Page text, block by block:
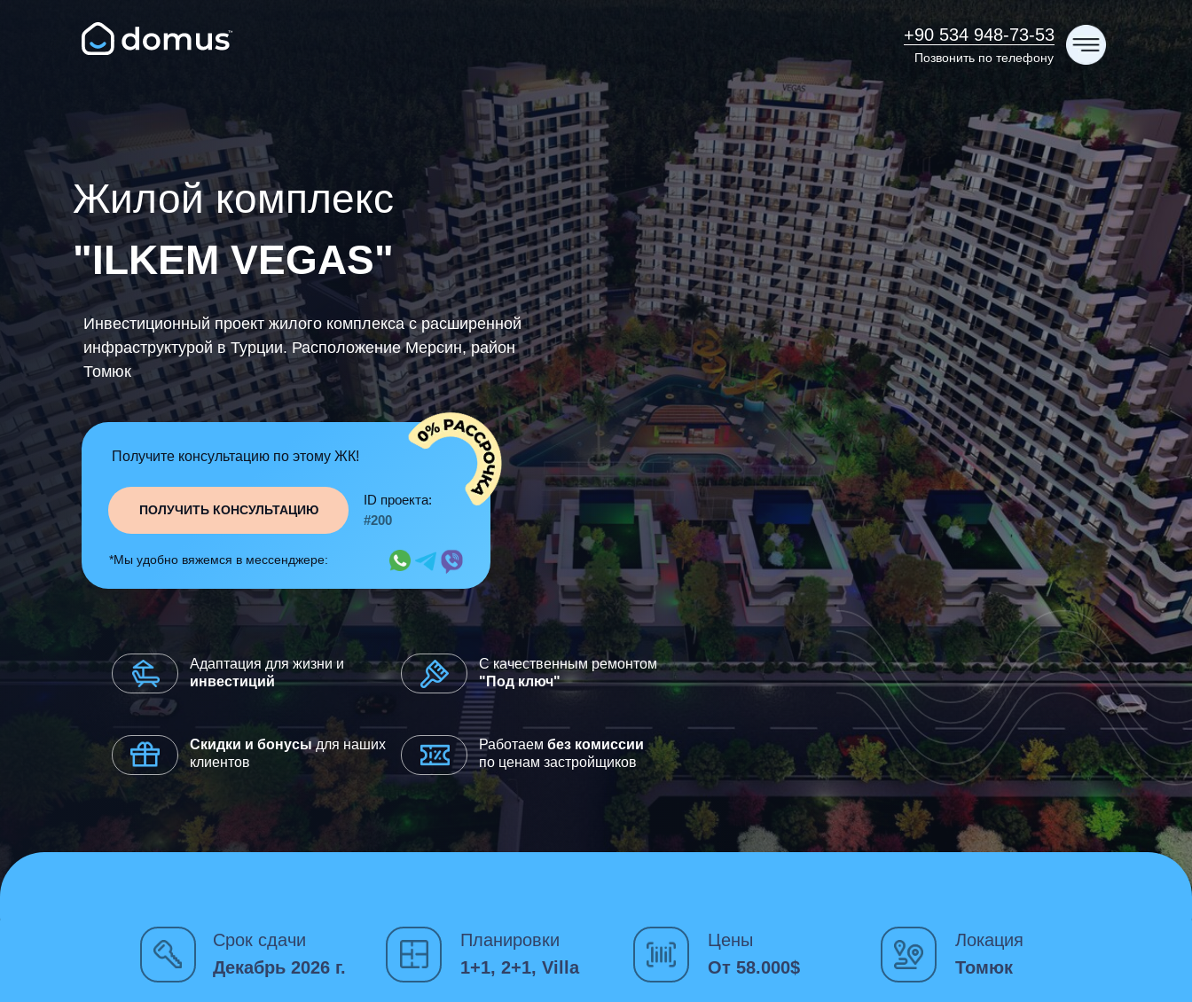
Жилой комплекс
"ILKEM VEGAS"
Инвестиционный проект жилого комплекса с расширенной
инфраструктурой в Турции. Расположение Мерсин, район
Томюк
Получите консультацию по этому ЖК!
*Мы удобно вяжемся в мессенджере:
ПОЛУЧИТЬ КОНСУЛЬТАЦИЮ
ID проекта:
#200
Адаптация для жизни и
инвестиций
С качественным ремонтом
"Под ключ"
Скидки и бонусыдля наших
клиентов
Работаем без комиссии
по ценам застройщиков
+90 534 948-73-53
Позвонить по телефону
Срок сдачи
Декабрь 2026 г.
Планировки
1+1, 2+1, Villa
Цены
От 58.000$
Локация
Томюк